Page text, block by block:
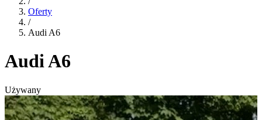
Oferty
/
Audi A6
Audi A6
Używany